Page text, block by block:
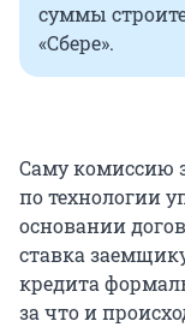
суммы
«Сбере».
Саму комиссию
по технологии
основании
ставка
кредита
за что и